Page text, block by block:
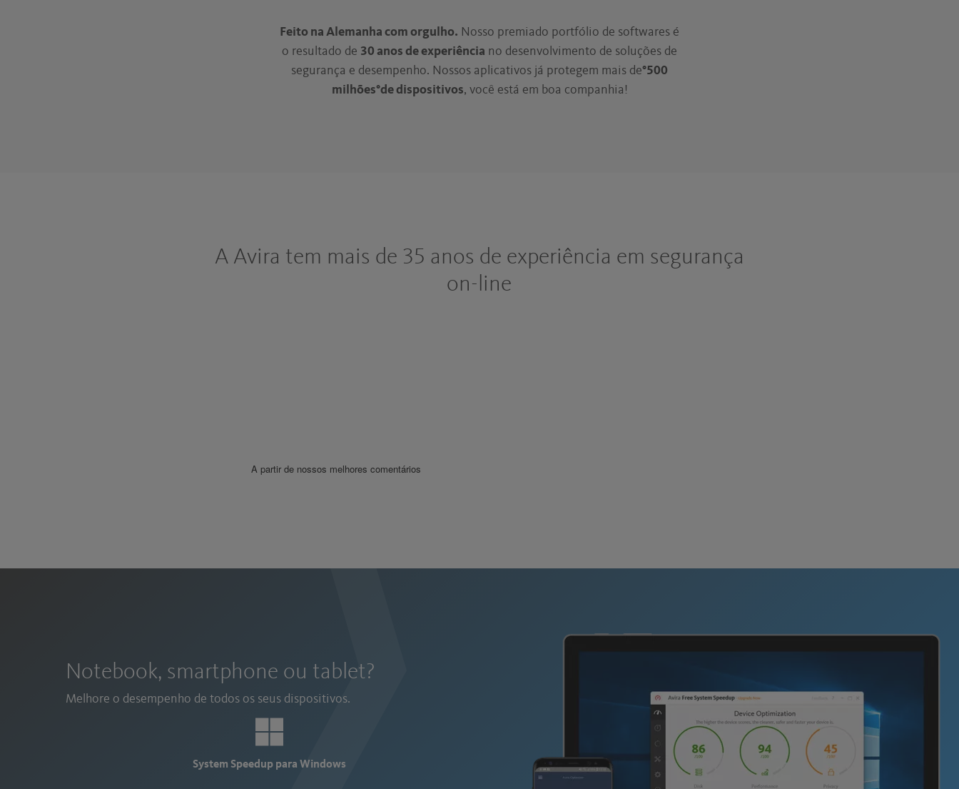
Feito na Alemanha com orgulho. Nosso premiado portfólio de softwares é
o resultado de 30 anos de experiência no desenvolvimento de soluções de
segurança e desempenho. Nossos aplicativos já protegem mais de°500
milhões°de dispositivos, você está em boa companhia!
A Avira tem mais de 35 anos de experiência em segurança
on-line
A partir de nossos melhores comentários
Notebook, smartphone ou tablet?
Melhore o desempenho de todos os seus dispositivos.
System Speedup para Windows